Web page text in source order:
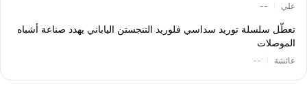
علي --
تعطّل سلسلة توريد سداسي فلوريد التنجستن الياباني يهدد صناعة أشباه
الموصلات
عائشة --